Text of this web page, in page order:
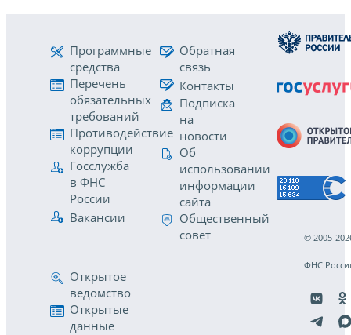
Программные
средства
Перечень
обязательных
требований
Противодействие
коррупции
Госслужба
в ФНС
России
Вакансии
Обратная
связь
Контакты
Подписка
на
новости
Об
использовании
информации
сайта
Общественный
совет
Открытое
ведомство
Открытые
данные
© 2005-
ФНС